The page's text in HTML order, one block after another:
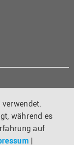
während es
auf
|